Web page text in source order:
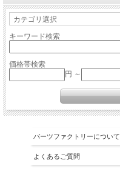
キーワード検索
価格帯検索
円 ～
パーツファクトリーについて
よくあるご質問